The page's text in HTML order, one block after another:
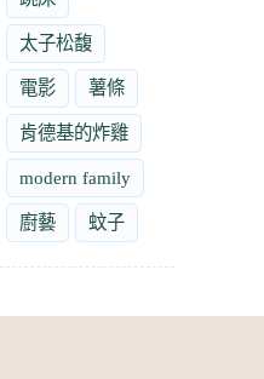
太子松馥
電影 薯條
肯德基的炸雞
modern family
廚藝 蚊子